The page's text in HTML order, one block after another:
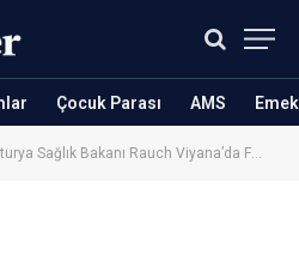
Çocuk Parası AMS
Bakanı Rauch Viyana’da Faytonların yasaklanmasını gündeme getirdi